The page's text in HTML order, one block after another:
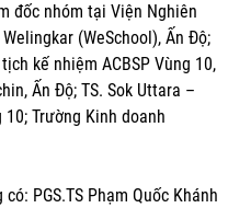
đốc nhóm tại Viện Nghiên
(WeSchool), Ấn Độ;
kế nhiệm ACBSP Vùng 10,
Ấn Độ; TS. Sok Uttara –
10; Trường Kinh doanh
PGS.TS Phạm Quốc Khánh